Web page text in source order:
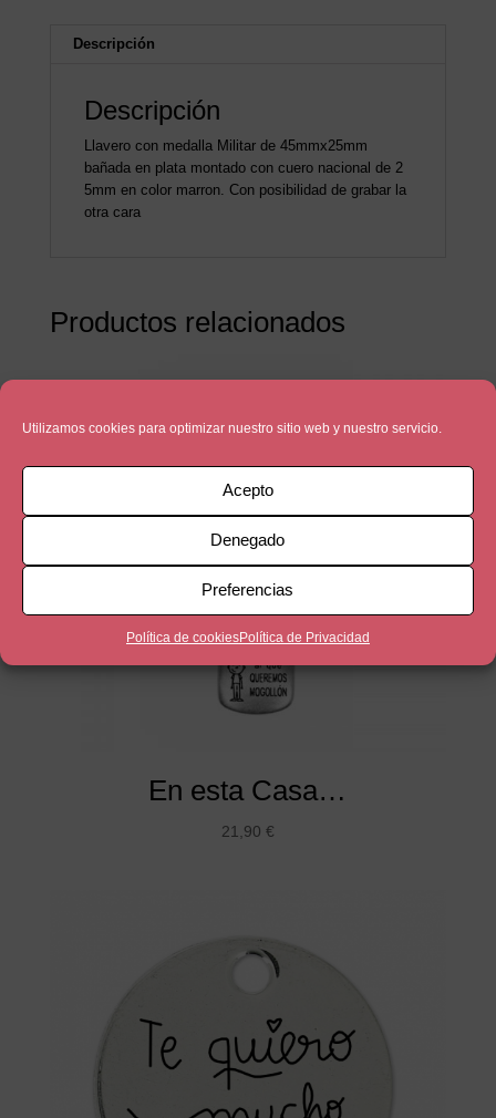
Utilizamos cookies para optimizar nuestro sitio web y nuestro servicio.
Acepto
Denegado
Preferencias
Política de cookiesPolítica de Privacidad
Descripción
Descripción
Llavero con medalla Militar de 45mmx25mm
bañada en plata montado con cuero nacional de 2
5mm en color marron. Con posibilidad de grabar la
otra cara
Productos relacionados
En esta Casa…
21,90 €